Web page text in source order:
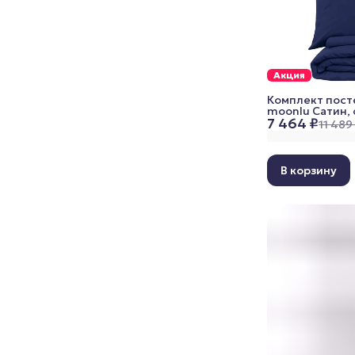
Акция
7 464 ₽11 489
Комплект
moonlu Сатин,
наволочки
синий
В корзину